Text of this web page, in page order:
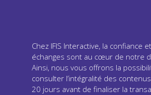
Chez IFIS Interactive, la confiance
échanges sont au cœur de notre
Ainsi, nous vous offrons la
consulter l’intégralité des
20 jours avant de finaliser la